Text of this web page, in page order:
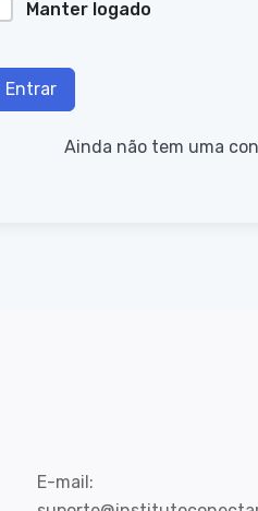
Manter logado
Entrar
Ainda não tem uma
E-mail: